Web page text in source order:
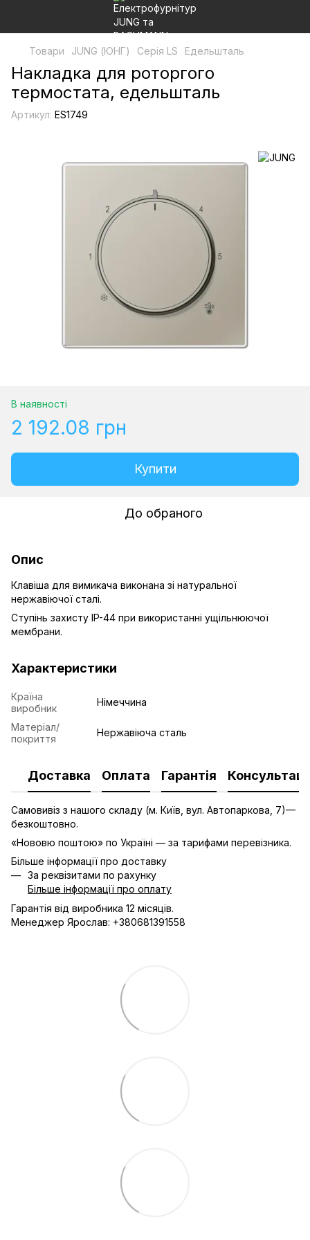
Товари JUNG (ЮНГ) Серія LS Едельшталь
Накладка для роторгого
термостата, едельшталь
Артикул: ES1749
В наявності
2 192.08 грн
Купити
До обраного
Опис
Клавіша для вимикача виконана зі натуральної
нержавіючої сталі.
Ступінь захисту IP-44 при використанні ущільнюючої
мембрани.
Характеристики
Країна
виробник
Німеччина
Матеріал/
покриття
Нержавіюча сталь
Доставка Оплата Гарантія
Самовивіз з нашого складу (м. Київ, вул. Автопаркова, 7)—
безкоштовно.
«Нововю поштою» по Україні — за тарифами перевізника.
Більше інформації про доставку
За реквізитами по рахунку
Більше інформації про оплату
Гарантія від виробника 12 місяців.
Менеджер Ярослав: +380681391558